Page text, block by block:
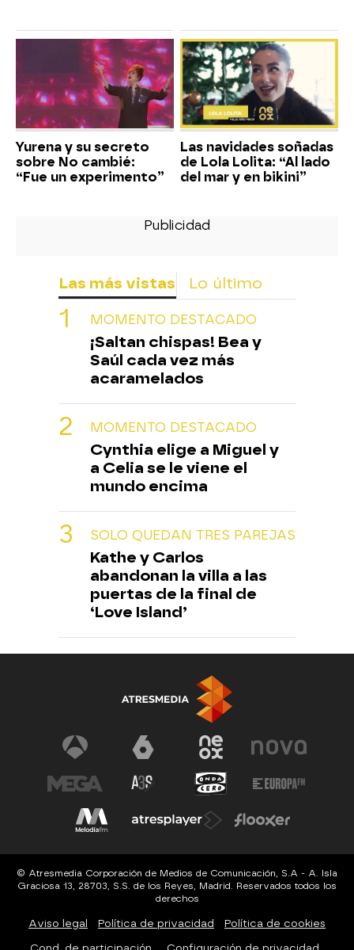
Yurena y su secreto
sobre No cambié:
“Fue un experimento”
Las navidades soñadas
de Lola Lolita: “Al lado
del mar y en bikini”
Las más vistas Lo último
MOMENTO DESTACADO
¡Saltan chispas! Bea y
Saúl cada vez más
acaramelados
MOMENTO DESTACADO
Cynthia elige a Miguel y
a Celia se le viene el
mundo encima
SOLO QUEDAN TRES PAREJAS
Kathe y Carlos
abandonan la villa a las
puertas de la final de
‘Love Island’
© Atresmedia Corporación de Medios de Comunicación, S.A - A. Isla
Graciosa 13, 28703, S.S. de los Reyes, Madrid. Reservados todos los
derechos
Aviso legal Política de privacidad Política de cookies